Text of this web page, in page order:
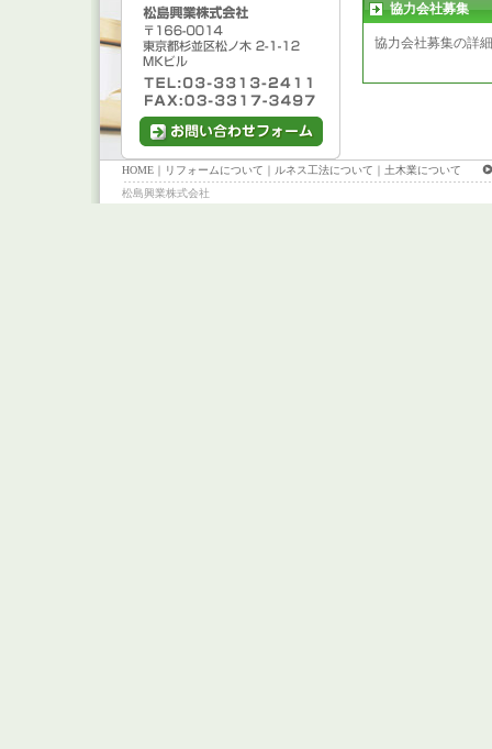
協力会社募集
協力会社募集の詳
HOME ｜ リフォームについて ｜ ルネス工法について ｜ 土木業について
松島興業株式会社